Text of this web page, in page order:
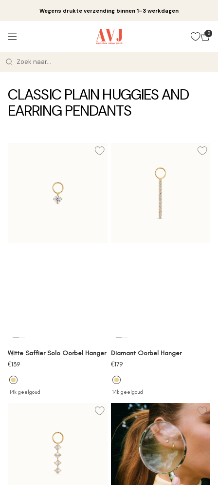
Wegens drukte verzending binnen 1–3 werkdagen
Navigatie
Amsterdam
Vintage
0
CLASSIC PLAIN HUGGIES AND
EARRING PENDANTS
Witte Saffier Solo Oorbel Hanger
Verkoopprijs
€139
14k geelgoud
Diamant Oorbel Hanger
Verkoopprijs
€179
14k geelgoud